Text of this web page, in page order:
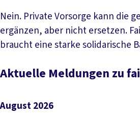
Nein. Private Vorsorge kann die
ergänzen, aber nicht ersetzen.
braucht eine starke solidarische
Aktuelle Meldungen zu
August 2026